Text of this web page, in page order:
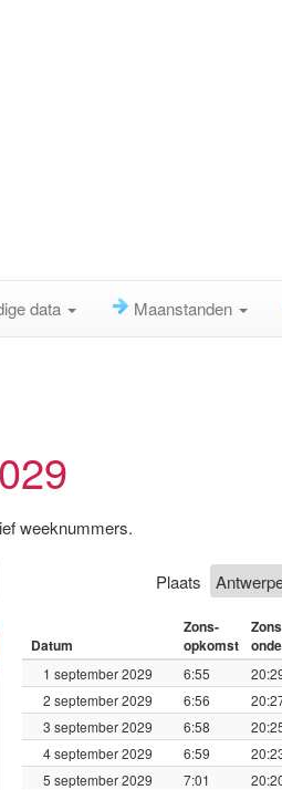
data Maanstanden
weeknummers.
Plaats
Datum
Zons-
opkomst
1 september 2029 6:55
2 september 2029
6:56
3 september 2029
6:58
4 september 2029
6:59
5 september 2029
7:01